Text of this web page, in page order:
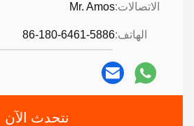
الاتصالات:Mr. Amos
الهاتف:86-180-6461-5886
نتحدث الآن